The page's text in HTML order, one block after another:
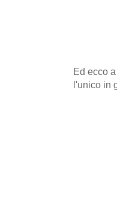
Ed ecco
l'unico in